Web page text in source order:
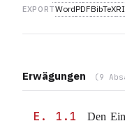
EXPORTWordPDFBibTeX
Erwägungen (9
E. 1.1
Den